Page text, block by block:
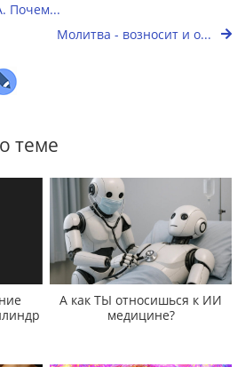
Почем...
Молитва - возносит и о...
теме
А как ТЫ относишься к ИИ
медицине?